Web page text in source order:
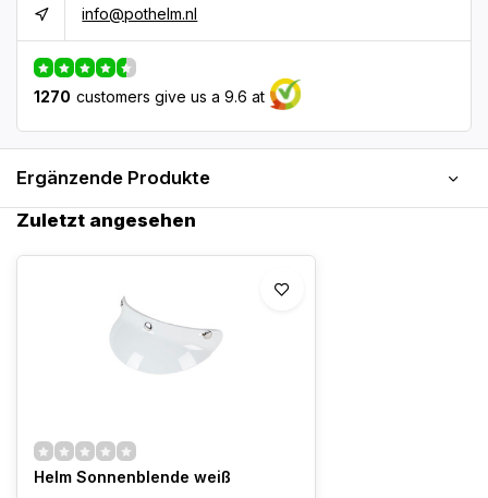
info@pothelm.nl
1270 customers give us a 9.6 at
Ergänzende Produkte
Zuletzt angesehen
Helm Sonnenblende weiß